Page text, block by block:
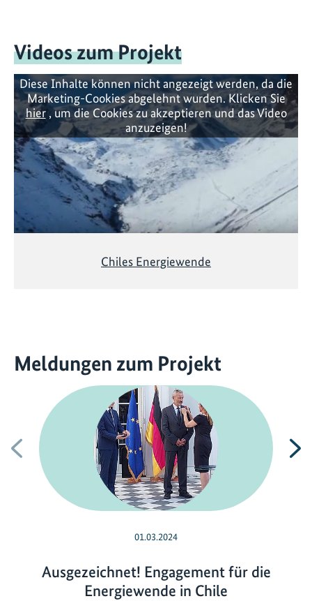
Videos zum Projekt
Diese Inhalte können nicht angezeigt werden, da die
Marketing-Cookies abgelehnt wurden. Klicken Sie
hier, um die Cookies zu akzeptieren und das Video
anzuzeigen!
Chiles Energiewende
Meldungen zum Projekt
Vorherige
01.03.2024
Ausgezeichnet! Engagement für die
Energiewende in Chile